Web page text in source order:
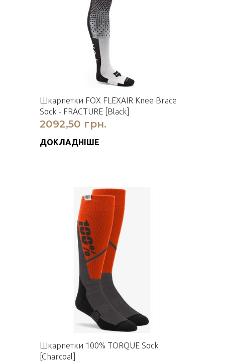
Шкарпетки FOX FLEXAIR Knee Brace
Sock - FRACTURE [Black]
2092,50 грн.
ДОКЛАДНІШЕ
Шкарпетки 100% TORQUE Sock
[Charcoal]